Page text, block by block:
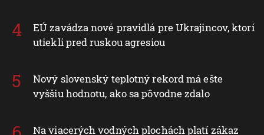
EÚ zavádza nové pravidlá pre Ukrajincov, ktorí
utiekli pred ruskou agresiou
Nový slovenský teplotný rekord má ešte
vyššiu hodnotu, ako sa pôvodne zdalo
Na viacerých vodných plochách platí zákaz